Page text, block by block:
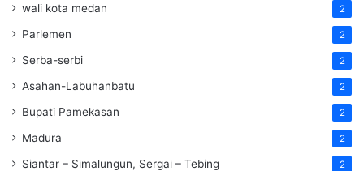
wali kota medan 2
Parlemen 2
Serba-serbi 2
Asahan-Labuhanbatu 2
Bupati Pamekasan 2
Madura 2
Siantar – Simalungun, Sergai – Tebing 2